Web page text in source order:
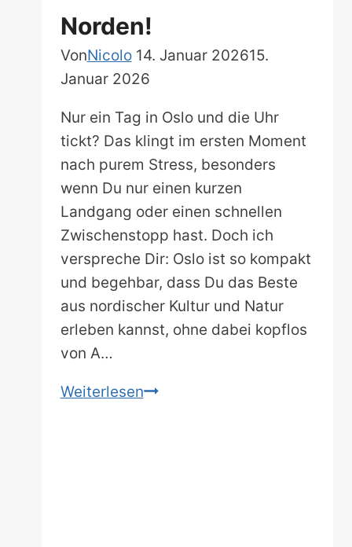
Norden!
VonNicolo 14. Januar 202615.
Januar 2026
Nur ein Tag in Oslo und die Uhr
tickt? Das klingt im ersten Moment
nach purem Stress, besonders
wenn Du nur einen kurzen
Landgang oder einen schnellen
Zwischenstopp hast. Doch ich
verspreche Dir: Oslo ist so kompakt
und begehbar, dass Du das Beste
aus nordischer Kultur und Natur
erleben kannst, ohne dabei kopflos
von A…
WeiterlesenEin